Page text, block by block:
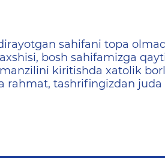
не
sahifani topa
bosh sahifamizga
kiritishda xatolik
rahmat, tashrifingizdan juda